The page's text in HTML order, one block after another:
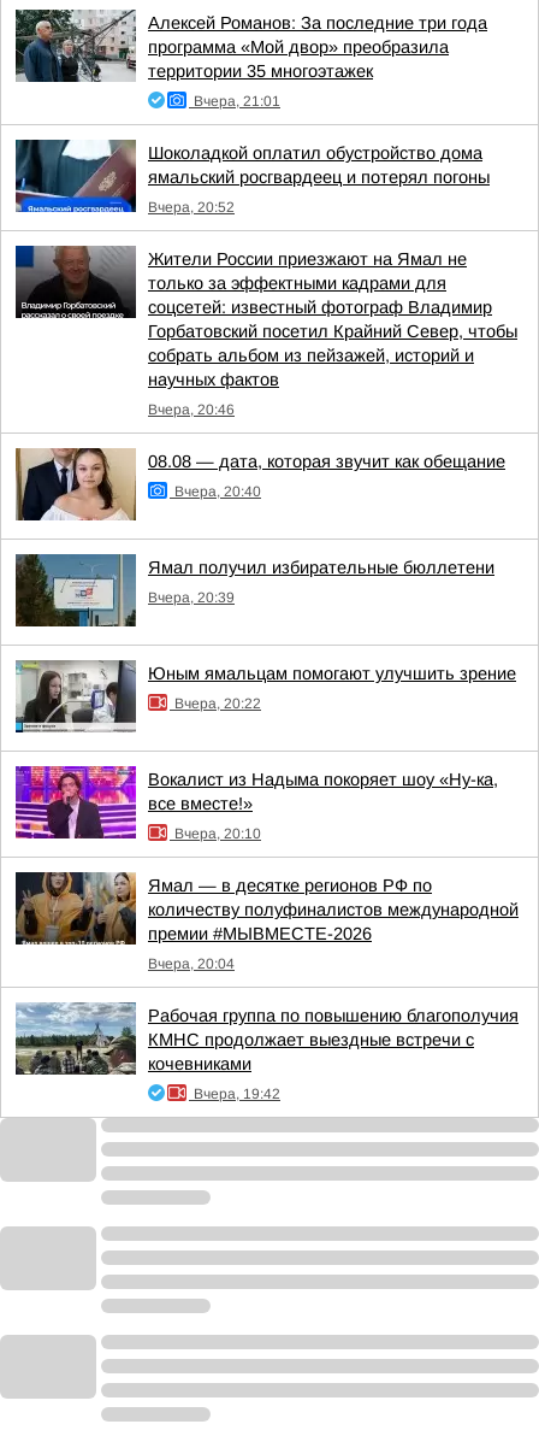
Алексей Романов: За последние три года
программа «Мой двор» преобразила
территории 35 многоэтажек
Вчера, 21:01
Шоколадкой оплатил обустройство дома
ямальский росгвардеец и потерял погоны
Вчера, 20:52
Жители России приезжают на Ямал не
только за эффектными кадрами для
соцсетей: известный фотограф Владимир
Горбатовский посетил Крайний Север, чтобы
собрать альбом из пейзажей, историй и
научных фактов
Вчера, 20:46
08.08 — дата, которая звучит как обещание
Вчера, 20:40
Ямал получил избирательные бюллетени
Вчера, 20:39
Юным ямальцам помогают улучшить зрение
Вчера, 20:22
Вокалист из Надыма покоряет шоу «Ну-ка,
все вместе!»
Вчера, 20:10
Ямал — в десятке регионов РФ по
количеству полуфиналистов международной
премии #МЫВМЕСТЕ-2026
Вчера, 20:04
Рабочая группа по повышению благополучия
КМНС продолжает выездные встречи с
кочевниками
Вчера, 19:42